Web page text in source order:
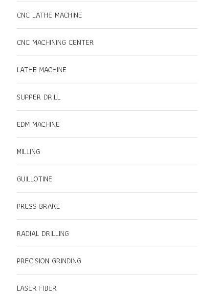
CNC LATHE MACHINE
CNC MACHINING CENTER
LATHE MACHINE
SUPPER DRILL
EDM MACHINE
MILLING
GUILLOTINE
PRESS BRAKE
RADIAL DRILLING
PRECISION GRINDING
LASER FIBER